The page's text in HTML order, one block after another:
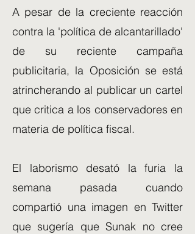
A pesar de la creciente reacción
contra la 'política de alcantarillado'
de su reciente campaña
publicitaria, la Oposición se está
atrincherando al publicar un cartel
que critica a los conservadores en
materia de política fiscal.
El laborismo desató la furia la
semana pasada cuando
compartió una imagen en Twitter
que sugería que Sunak no cree